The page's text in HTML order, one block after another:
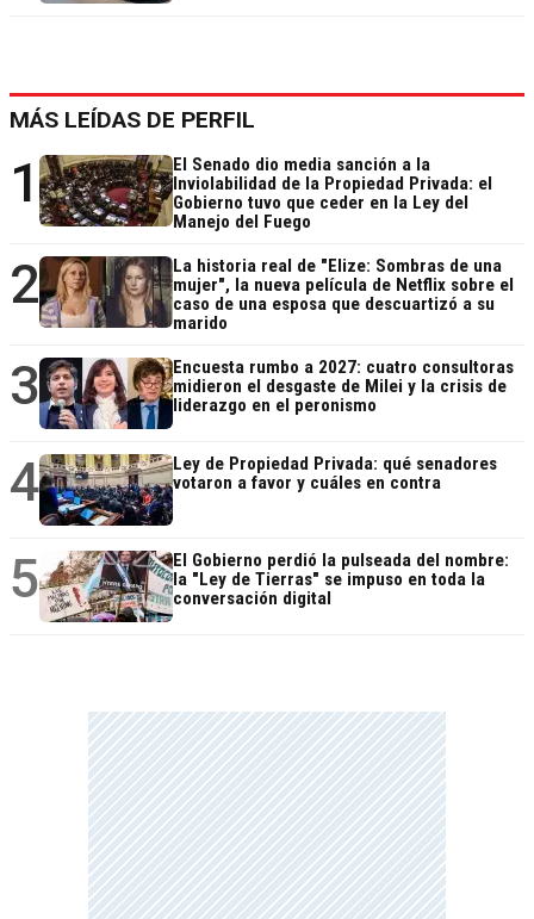
MÁS LEÍDAS DE PERFIL
1
El Senado dio media sanción a la
Inviolabilidad de la Propiedad Privada: el
Gobierno tuvo que ceder en la Ley del
Manejo del Fuego
2
La historia real de "Elize: Sombras de una
mujer", la nueva película de Netflix sobre el
caso de una esposa que descuartizó a su
marido
3
Encuesta rumbo a 2027: cuatro consultoras
midieron el desgaste de Milei y la crisis de
liderazgo en el peronismo
4
Ley de Propiedad Privada: qué senadores
votaron a favor y cuáles en contra
5
El Gobierno perdió la pulseada del nombre:
la "Ley de Tierras" se impuso en toda la
conversación digital